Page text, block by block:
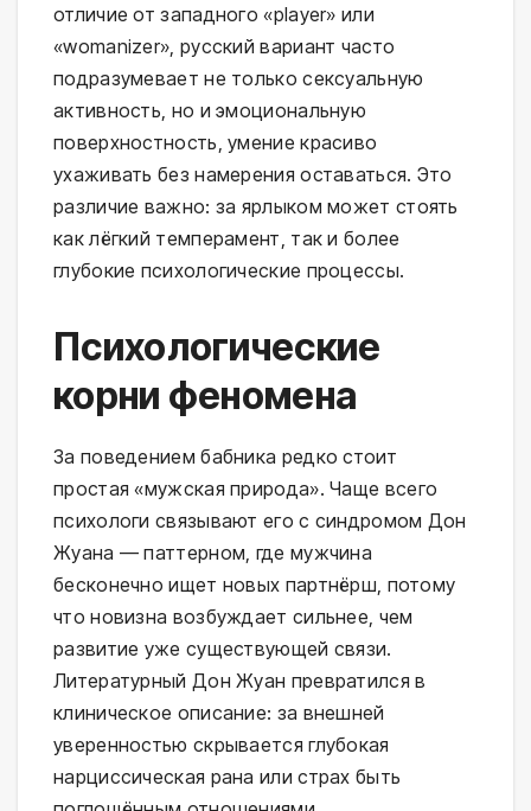
отличие от западного «player» или
«womanizer», русский вариант часто
подразумевает не только сексуальную
активность, но и эмоциональную
поверхностность, умение красиво
ухаживать без намерения оставаться. Это
различие важно: за ярлыком может стоять
как лёгкий темперамент, так и более
глубокие психологические процессы.
Психологические
корни феномена
За поведением бабника редко стоит
простая «мужская природа». Чаще всего
психологи связывают его с синдромом Дон
Жуана — паттерном, где мужчина
бесконечно ищет новых партнёрш, потому
что новизна возбуждает сильнее, чем
развитие уже существующей связи.
Литературный Дон Жуан превратился в
клиническое описание: за внешней
уверенностью скрывается глубокая
нарциссическая рана или страх быть